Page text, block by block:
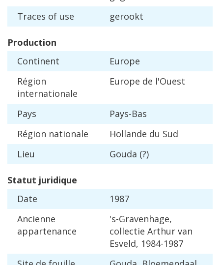
Traces of use gerookt
Production
Continent
Europe
Région
internationale
Europe de l'Ouest
Pays Pays-Bas
Région nationale Hollande du Sud
Lieu
Gouda (?)
Statut juridique
Date
1987
Ancienne
appartenance
's-Gravenhage,
collectie Arthur van
Esveld, 1984-1987